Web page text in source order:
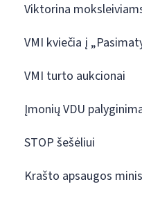
Viktorina
VMI kviečia į
VMI turto aukcionai
Įmonių VDU
STOP šešėliui
Krašto apsaugos